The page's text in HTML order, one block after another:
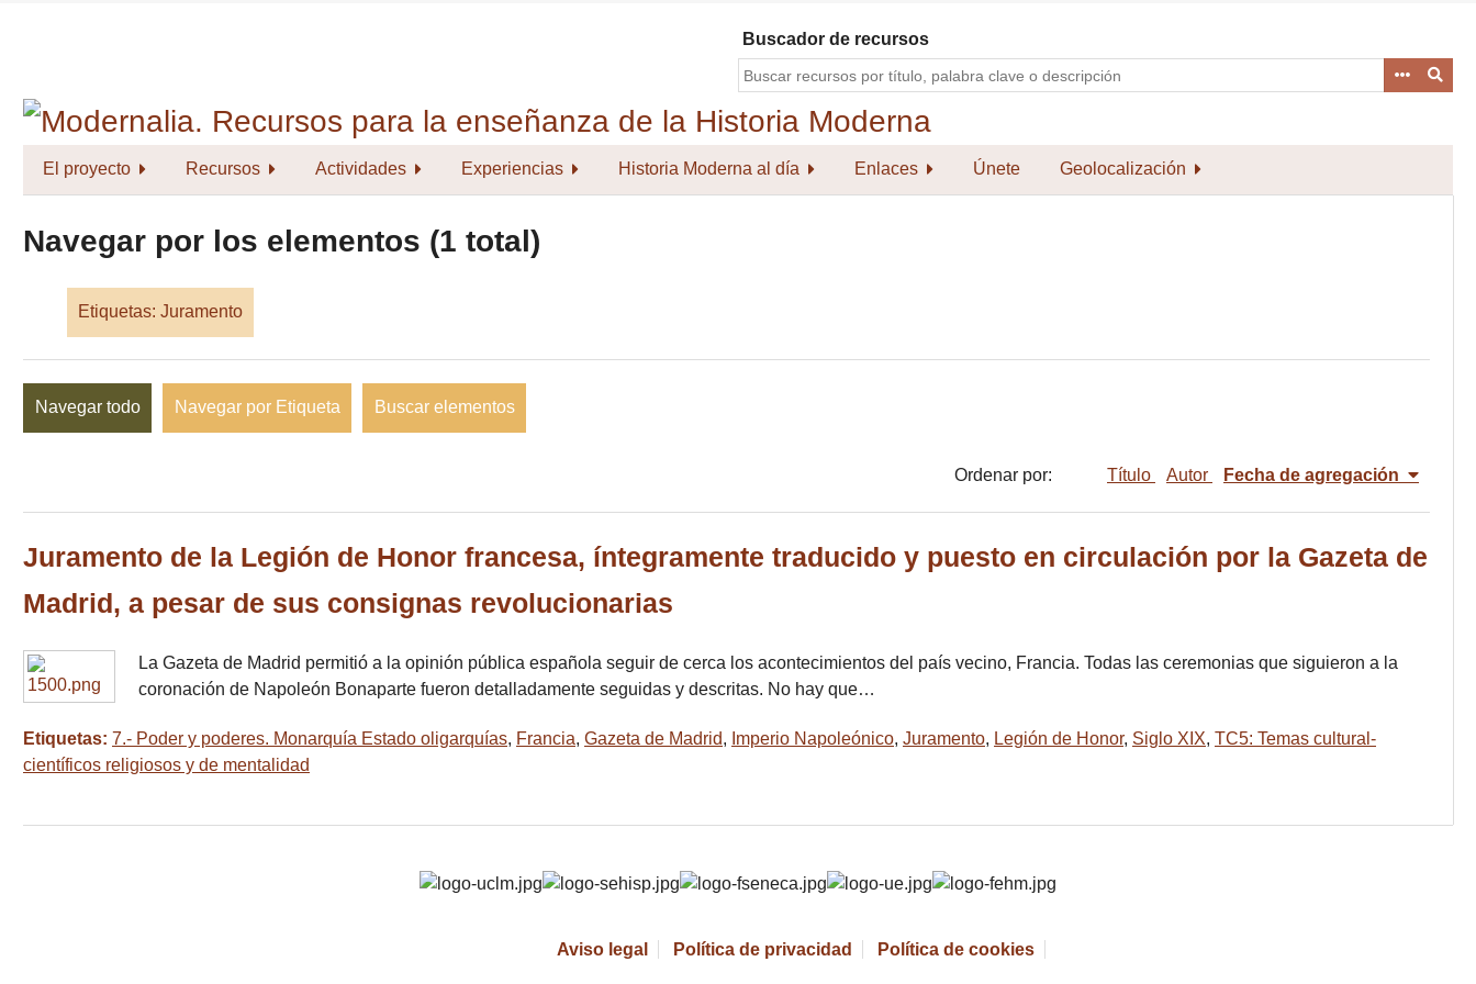
Buscador de recursos
El proyecto Recursos Actividades Experiencias Historia Moderna al día Enlaces Únete Geolocalización
Navegar por los elementos (1 total)
Etiquetas: Juramento
Navegar todo Navegar por Etiqueta Buscar elementos
Ordenar por: Título Autor Fecha de agregación
Juramento de la Legión de Honor francesa, íntegramente traducido y puesto en circulación por la Gazeta de
Madrid, a pesar de sus consignas revolucionarias
La Gazeta de Madrid permitió a la opinión pública española seguir de cerca los acontecimientos del país vecino, Francia. Todas las ceremonias que siguieron a la
coronación de Napoleón Bonaparte fueron detalladamente seguidas y descritas. No hay que…
Etiquetas: 7.- Poder y poderes. Monarquía Estado oligarquías, Francia, Gazeta de Madrid, Imperio Napoleónico, Juramento, Legión de Honor, Siglo XIX, TC5: Temas cultural-
científicos religiosos y de mentalidad
Aviso legal Política de privacidad Política de cookies